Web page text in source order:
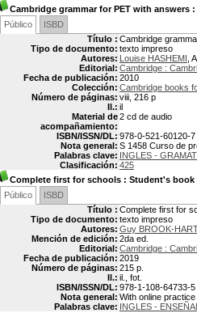
Cambridge grammar for PET with answers :
Público
ISBD
Título : Cambridge
Tipo de documento: texto impreso
Autores: Louise HASHEMI ,
Editorial: Cambridge :
Fecha de publicación: 2010
Colección: Cambridge books
Número de páginas: viii, 216 p
Il.: il
Material de
acompañamiento:
2 cd de audio
ISBN/ISSN/DL: 978-0-521-60120-7
Nota general: S 1458 Curso de
Palabras clave: INGLES -
Clasificación: 425
Complete first for schools : Student's
Público
ISBD
Título : Complete first for
Tipo de documento: texto impreso
Autores: Guy BROOK-HART
Mención de edición: 2da ed.
Editorial: Cambridge :
Fecha de publicación: 2019
Número de páginas: 215 p.
Il.: il., fot.
ISBN/ISSN/DL: 978-1-108-64733-5
Nota general: With online practice
Palabras clave: INGLES -